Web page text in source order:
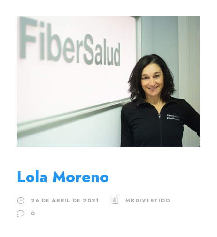
Lola Moreno
26 DE ABRIL DE 2021
MKDIVERTIDO
0